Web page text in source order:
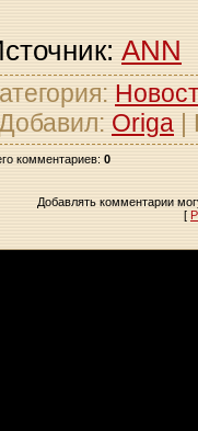
ANN
:
: Origa |
комментариев: 0
Добавлять комментарии
[